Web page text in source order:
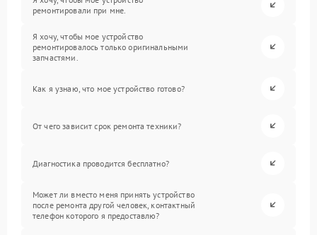
ремонтировали при мне.
Я хочу, чтобы мое устройство
ремонтировалось только оригинальными
запчастями.
Как я узнаю, что мое устройство готово?
От чего зависит срок ремонта техники?
Диагностика проводится бесплатно?
Может ли вместо меня принять устройство
после ремонта другой человек, контактный
телефон которого я предоставлю?